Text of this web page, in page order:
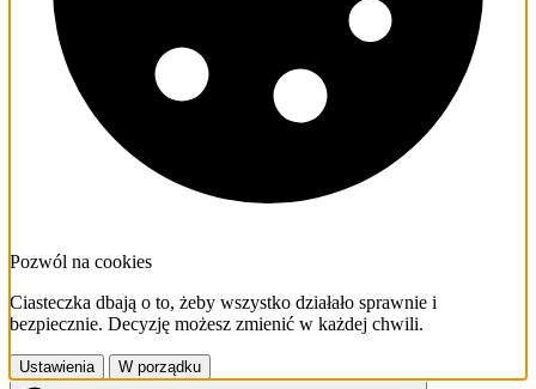
Pozwól na cookies
Ciasteczka dbają o to, żeby wszystko działało sprawnie i
bezpiecznie. Decyzję możesz zmienić w każdej chwili.
Ustawienia W porządku